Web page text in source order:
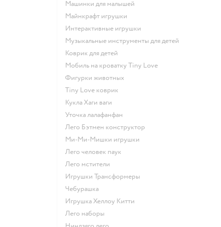
Машинки для малышей
Майнкрафт игрушки
Интерактивные игрушки
Музыкальные инструменты для детей
Коврик для детей
Мобиль на кроватку Tiny Love
Фигурки животных
Tiny Love коврик
Кукла Хаги ваги
Уточка лалафанфан
Лего Бэтмен конструктор
Ми-Ми-Мишки игрушки
Лего человек паук
Лего мстители
Игрушки Трансформеры
Чебурашка
Игрушка Хеллоу Китти
Лего наборы